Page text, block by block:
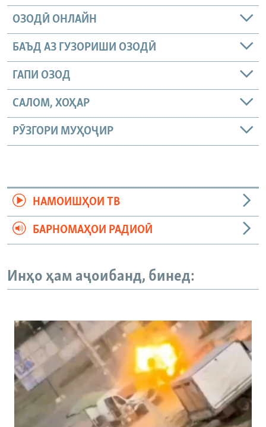
ОЗОДӢ ОНЛАЙН
БАЪД АЗ ГУЗОРИШИ ОЗОДӢ
ГАПИ ОЗОД
САЛОМ, ХОҲАР
РӮЗГОРИ МУҲОҶИР
НАМОИШҲОИ ТВ
БАРНОМАҲОИ РАДИОӢ
Инҳо ҳам аҷоибанд, бинед: